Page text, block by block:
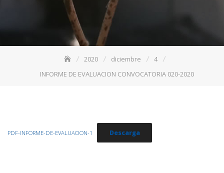
2020 diciembre
4
INFORME DE EVALUACION CONVOCATORIA 020-2020
PDF-INFORME-DE-EVALUACION-1 Descarga